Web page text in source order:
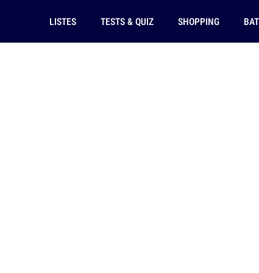
LISTES TESTS & QUIZ SHOPPING